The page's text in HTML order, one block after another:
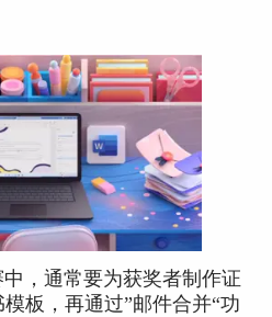
，通常要为获奖者制作证
板，再通过”邮件合并“功